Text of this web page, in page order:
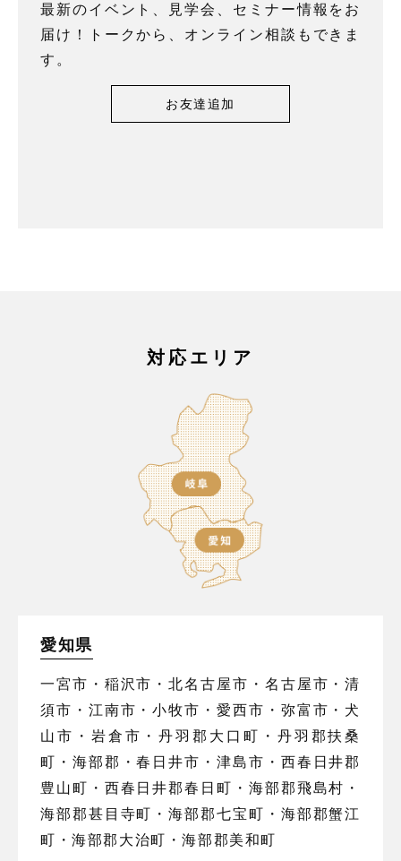
最新のイベント、見学会、セミナー情報をお
届け！トークから、オンライン相談もできま
す。
お友達追加
対応エリア
愛知県
一宮市・稲沢市・北名古屋市・名古屋市・清
須市・江南市・小牧市・愛西市・弥富市・犬
山市・岩倉市・丹羽郡大口町・丹羽郡扶桑
町・海部郡・春日井市・津島市・西春日井郡
豊山町・西春日井郡春日町・海部郡飛島村・
海部郡甚目寺町・海部郡七宝町・海部郡蟹江
町・海部郡大治町・海部郡美和町